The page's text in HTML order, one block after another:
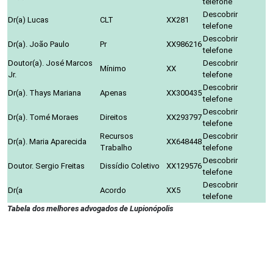
Dr(a) Lucas
CLT XX281
Descobrir
telefone
Dr(a). João Paulo
Pr XX986216
Descobrir
telefone
Doutor(a). José Marcos
Jr.
Mínimo XX
Descobrir
telefone
Dr(a). Thays Mariana
Apenas XX300435
Descobrir
telefone
Dr(a). Tomé Moraes
Direitos XX293797
Descobrir
telefone
Dr(a). Maria Aparecida
Recursos
Trabalho
XX648448
Descobrir
telefone
Doutor. Sergio Freitas
Dissídio Coletivo XX129576
Descobrir
telefone
Dr(a
Acordo XX5
Descobrir
telefone
Tabela dos melhores advogados de Lupionópolis